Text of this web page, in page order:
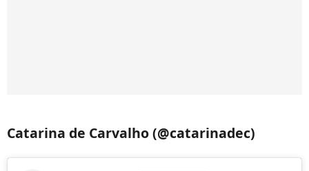
Catarina de Carvalho (@catarinadec)